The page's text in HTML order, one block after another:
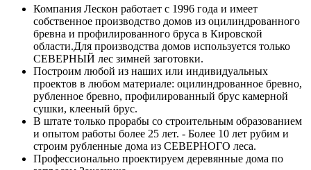
Компания Лескон работает с 1996 года и имеет
собственное производство домов из оцилиндрованного
бревна и профилированного бруса в Кировской
области.Для производства домов используется только
СЕВЕРНЫЙ лес зимней заготовки.
Построим любой из наших или индивидуальных
проектов в любом материале: оцилиндрованное бревно,
рубленное бревно, профилированный брус камерной
сушки, клееный брус.
В штате только прорабы со строительным образованием
и опытом работы более 25 лет. - Более 10 лет рубим и
строим рубленные дома из СЕВЕРНОГО леса.
Профессионально проектируем деревянные дома по